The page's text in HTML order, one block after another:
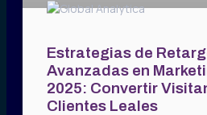
Estrategias de
Avanzadas en
2025: Convertir
Clientes Leales